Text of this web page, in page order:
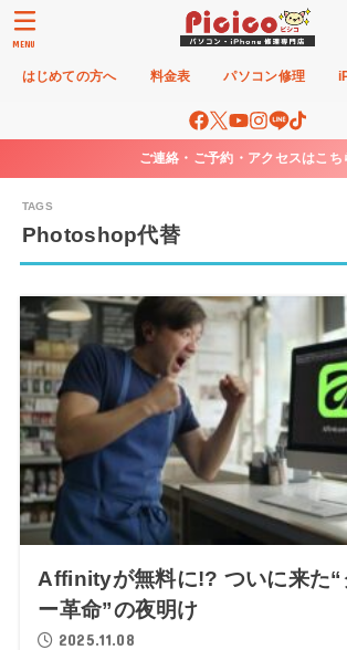
はじめての方へ 料金表 パソコン修理
MENU
ご連絡・ご予約・アクセスはこち
Photoshop代替
Affinityが無料に!? ついに来た“
ー革命”の夜明け
2025.11.08